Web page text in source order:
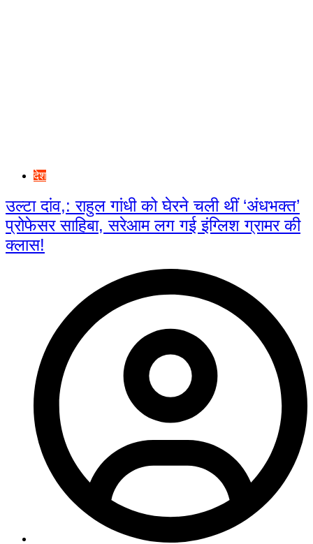
देश
उल्टा दांव,: राहुल गांधी को घेरने चली थीं ‘अंधभक्त’
प्रोफेसर साहिबा, सरेआम लग गई इंग्लिश ग्रामर की
क्लास!